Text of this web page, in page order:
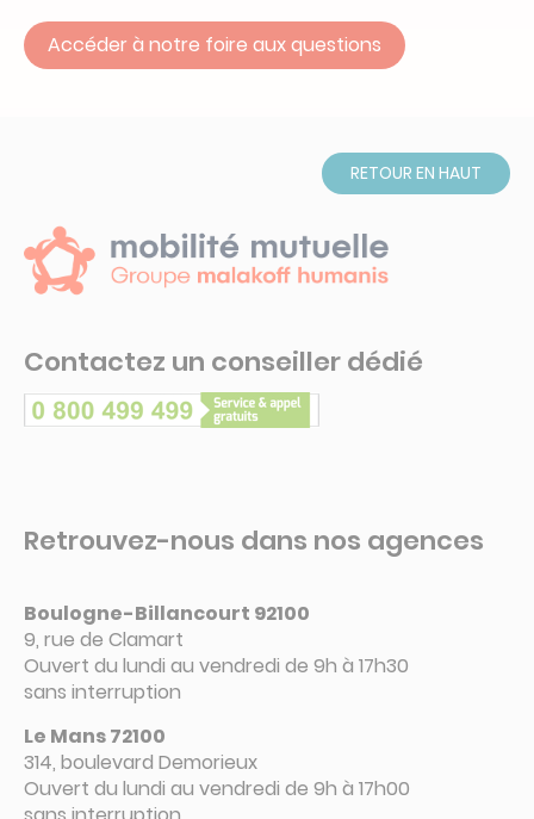
Accéder à notre foire aux questions
Contactez un conseiller dédié
Retrouvez-nous dans nos agences
Boulogne-Billancourt 92100
9, rue de Clamart
Ouvert du lundi au vendredi de 9h à 17h30
sans interruption
Le Mans 72100
314, boulevard Demorieux
Ouvert du lundi au vendredi de 9h à 17h00
RETOUR EN HAUT